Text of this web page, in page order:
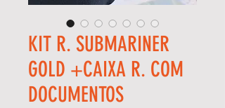
KIT R. SUBMARINER
GOLD +CAIXA R. COM
DOCUMENTOS